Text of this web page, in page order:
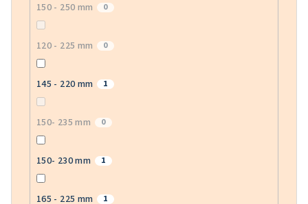
150 - 250 mm 0
120 - 225 mm 0
145 - 220 mm 1
150- 235 mm 0
150- 230 mm 1
165 - 225 mm 1